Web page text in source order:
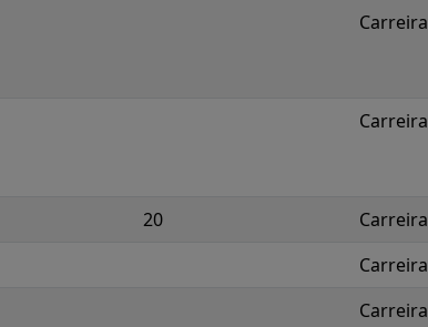
Carreira
Carreira
20
Carreira
Carreira
Carreira